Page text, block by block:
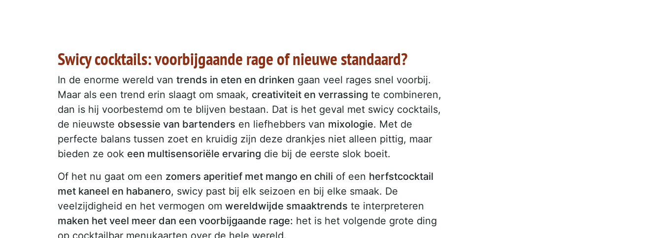
Swicy cocktails: voorbijgaande rage of nieuwe standaard?
In de enorme wereld van trends in eten en drinken gaan veel rages snel voorbij.
Maar als een trend erin slaagt om smaak, creativiteit en verrassing te combineren,
dan is hij voorbestemd om te blijven bestaan. Dat is het geval met swicy cocktails,
de nieuwste obsessie van bartenders en liefhebbers van mixologie. Met de
perfecte balans tussen zoet en kruidig zijn deze drankjes niet alleen pittig, maar
bieden ze ook een multisensoriële ervaring die bij de eerste slok boeit.
Of het nu gaat om een zomers aperitief met mango en chili of een herfstcocktail
met kaneel en habanero, swicy past bij elk seizoen en bij elke smaak. De
veelzijdigheid en het vermogen om wereldwijde smaaktrends te interpreteren
maken het veel meer dan een voorbijgaande rage: het is het volgende grote ding
op cocktailbar menukaarten over de hele wereld.